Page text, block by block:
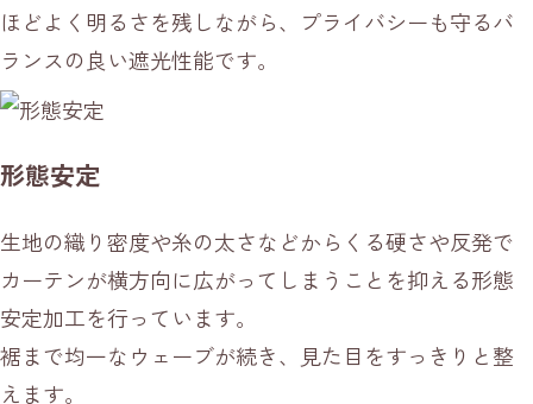
ほどよく明るさを残しながら、プライバシーも守るバ
ランスの良い遮光性能です。
形態安定
生地の織り密度や糸の太さなどからくる硬さや反発で
カーテンが横方向に広がってしまうことを抑える形態
安定加工を行っています。
裾まで均一なウェーブが続き、見た目をすっきりと整
えます。